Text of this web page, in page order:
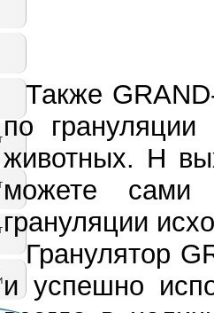
Также
по грануляции
животных. Н
можете сами
грануляции
Гранулятор
и успешно